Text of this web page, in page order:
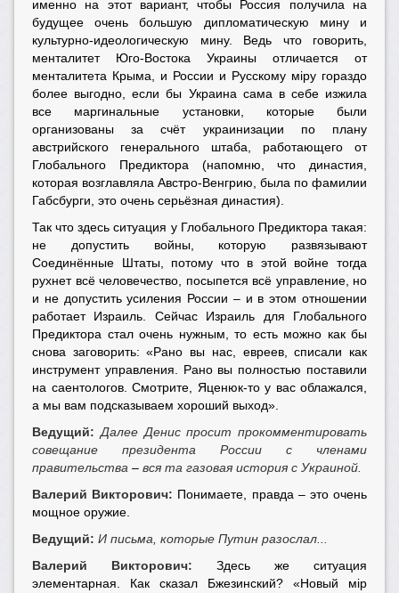
именно на этот вариант, чтобы Россия получила на
будущее очень большую дипломатическую мину и
культурно-идеологическую мину. Ведь что говорить,
менталитет Юго-Востока Украины отличается от
менталитета Крыма, и России и Русскому мiру гораздо
более выгодно, если бы Украина сама в себе изжила
все маргинальные установки, которые были
организованы за счёт украинизации по плану
австрийского генерального штаба, работающего от
Глобального Предиктора (напомню, что династия,
которая возглавляла Австро-Венгрию, была по фамилии
Габсбурги, это очень серьёзная династия).
Так что здесь ситуация у Глобального Предиктора такая:
не допустить войны, которую развязывают
Соединённые Штаты, потому что в этой войне тогда
рухнет всё человечество, посыпется всё управление, но
и не допустить усиления России – и в этом отношении
работает Израиль. Сейчас Израиль для Глобального
Предиктора стал очень нужным, то есть можно как бы
снова заговорить: «Рано вы нас, евреев, списали как
инструмент управления. Рано вы полностью поставили
на саентологов. Смотрите, Яценюк-то у вас облажался,
а мы вам подсказываем хороший выход».
Ведущий: Далее Денис просит прокомментировать
совещание президента России с членами
правительства – вся та газовая история с Украиной.
Валерий Викторович: Понимаете, правда – это очень
мощное оружие.
Ведущий: И письма, которые Путин разослал...
Валерий Викторович: Здесь же ситуация
элементарная. Как сказал Бжезинский? «Новый мiр